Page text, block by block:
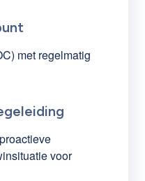
met regelmatig
voor